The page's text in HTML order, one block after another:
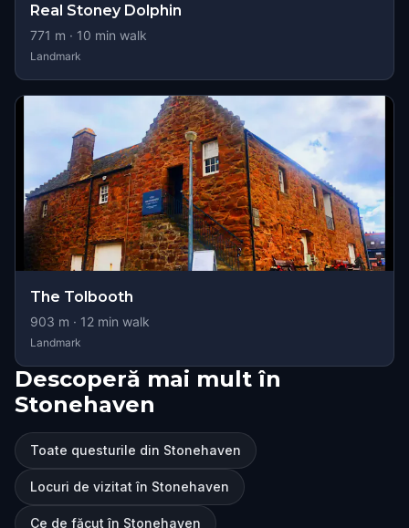
Real Stoney Dolphin
771 m · 10 min walk
Landmark
The Tolbooth
903 m · 12 min walk
Landmark
Descoperă mai mult în
Stonehaven
Toate questurile din Stonehaven
Locuri de vizitat în Stonehaven
Ce de făcut în Stonehaven